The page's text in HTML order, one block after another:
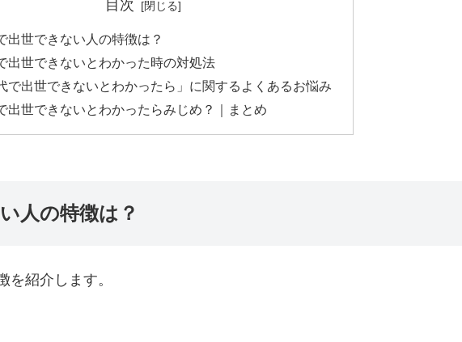
目次
出世できない人の特徴は？
出世できないとわかった時の対処法
で出世できないとわかったら」に関するよくあるお悩み
出世できないとわかったらみじめ？｜まとめ
人の特徴は？
を紹介します。